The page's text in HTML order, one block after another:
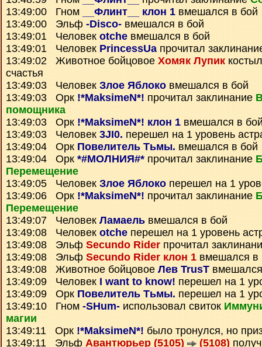
13:49:00 Гном
__Флинт__ клон 1 вмешался в бой
13:49:00 Эльф -Disco- вмешался в бой
13:49:01 Человек otche вмешался в бой
13:49:01 Человек PrincessUa прочитал
13:49:02 Животное бойцовое Хомяк Лупик
счастья
13:49:03 Человек Злое Яблоко вмешался в бой
13:49:03 Орк !*MaksimeN*! прочитал заклинание
помощника
13:49:03 Орк !*MaksimeN*! клон 1 вмешался в
13:49:03 Человек 3JI0. перешел на 1 уровень
13:49:04 Орк Повелитель Тьмы. вмешался в бой
13:49:04 Орк *#МОЛНИЯ#* прочитал заклинание
Перемещение
13:49:05 Человек Злое Яблоко перешел на 1
13:49:06 Орк !*MaksimeN*! прочитал заклинание
Перемещение
13:49:07 Человек Ламаель вмешался в бой
13:49:08 Человек otche перешел на 1 уровень
13:49:08 Эльф Secundo Rider прочитал
13:49:08 Эльф Secundo Rider клон 1 вмешался в
13:49:08 Животное бойцовое Лев TrusT
13:49:09 Человек I want to know! перешел на 1
13:49:09 Орк Повелитель Тьмы. перешел на 1
13:49:10 Гном -SHum- использовал свиток
магии
13:49:11 Орк !*MaksimeN*! было тронулся, но
13:49:11 Эльф Авантюрьер (5105) (5108)